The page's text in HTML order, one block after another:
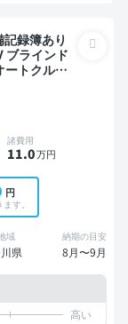
ブラインド
ートクルー
諸費用
11.0万円
円
す。
域
県
納期の目安
8月〜9月